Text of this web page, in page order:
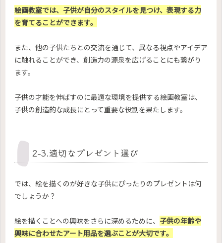
絵画教室では、子供が自分のスタイルを見つけ、表現する力
を育てることができます。
また、他の子供たちとの交流を通じて、異なる視点やアイデア
に触れることができ、創造力の源泉を広げることにも繋がり
ます。
子供の才能を伸ばすのに最適な環境を提供する絵画教室は、
子供の創造的な成長にとって重要な役割を果たします。
2-3.適切なプレゼント選び
では、絵を描くのが好きな子供にぴったりのプレゼントは何
でしょうか？
絵を描くことへの興味をさらに深めるために、 子供の年齢や
興味に合わせたアート用品を選ぶことが大切です。